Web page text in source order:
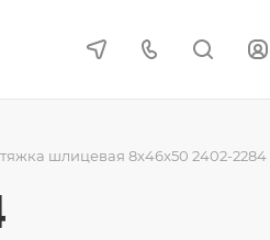
шлицевая 8x46x50 2402-2284